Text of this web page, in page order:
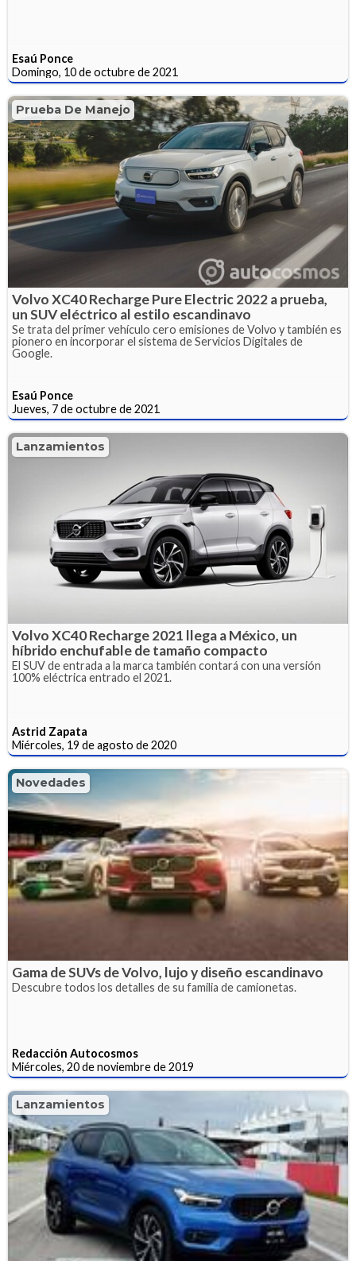
Esaú Ponce
Domingo, 10 de octubre de 2021
Prueba De Manejo
Volvo XC40 Recharge Pure Electric 2022 a prueba,
un SUV eléctrico al estilo escandinavo
Se trata del primer vehículo cero emisiones de Volvo y también es
pionero en incorporar el sistema de Servicios Digitales de
Google.
Esaú Ponce
Jueves, 7 de octubre de 2021
Lanzamientos
Volvo XC40 Recharge 2021 llega a México, un
híbrido enchufable de tamaño compacto
El SUV de entrada a la marca también contará con una versión
100% eléctrica entrado el 2021.
Astrid Zapata
Miércoles, 19 de agosto de 2020
Novedades
Gama de SUVs de Volvo, lujo y diseño escandinavo
Descubre todos los detalles de su familia de camionetas.
Redacción Autocosmos
Miércoles, 20 de noviembre de 2019
Lanzamientos